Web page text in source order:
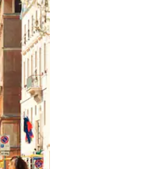
tocando y deslizando la pantalla.